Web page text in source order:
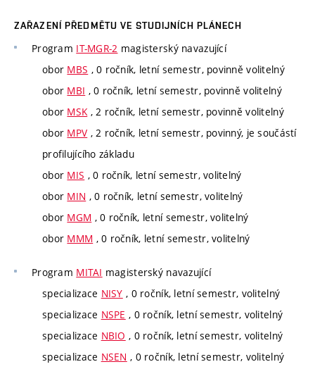
ZAŘAZENÍ PŘEDMĚTU VE STUDIJNÍCH PLÁNECH
Program IT-MGR-2 magisterský navazující
obor MBS , 0 ročník, letní semestr, povinně volitelný
obor MBI , 0 ročník, letní semestr, povinně volitelný
obor MSK, 2 ročník, letní semestr, povinně volitelný
obor MPV , 2 ročník, letní semestr, povinný, je součástí
profilujícího základu
obor MIS , 0 ročník, letní semestr, volitelný
obor MIN , 0 ročník, letní semestr, volitelný
obor MGM , 0 ročník, letní semestr, volitelný
obor MMM , 0 ročník, letní semestr, volitelný
Program MITAI magisterský navazující
specializace NISY , 0 ročník, letní semestr, volitelný
specializace NSPE , 0 ročník, letní semestr, volitelný
specializace NBIO , 0 ročník, letní semestr, volitelný
specializace NSEN , 0 ročník, letní semestr, volitelný